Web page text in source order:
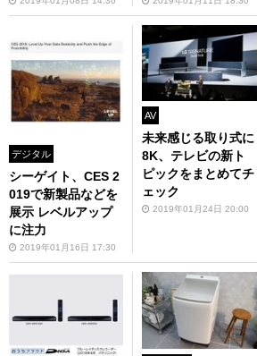
デジタル
シーゲイト、CES 2
019で新製品などを
展示 レベルアップ
に注力
2019年01月16日 17:30
AV
未来感じる取り式に
8K、テレビの新ト
ピックをまとめてチ
ェック
2019年01月24日 20:00